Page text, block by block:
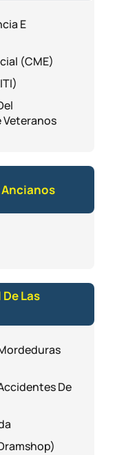
E
(CME)
Veteranos
Ancianos
Las
De